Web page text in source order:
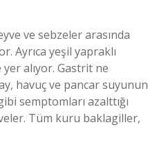
ve sebzeler arasında
Ayrıca yeşil yapraklı
alıyor. Gastrit ne
havuç ve pancar suyunun
semptomları azalttığı
Tüm kuru baklagiller,